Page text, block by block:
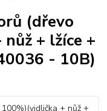
(dřevo
+ lžíce +
- 10B)